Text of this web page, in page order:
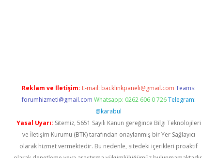
Reklam ve İletişim: E-mail: backlinkpaneli@gmail.com Teams:
forumhizmeti@gmail.com Whatsapp: 0262 606 0 726 Telegram:
@karabul
Yasal Uyarı: Sitemiz, 5651 Sayılı Kanun gereğince Bilgi Teknolojileri
ve İletişim Kurumu (BTK) tarafından onaylanmış bir Yer Sağlayıcı
olarak hizmet vermektedir. Bu nedenle, sitedeki içerikleri proaktif